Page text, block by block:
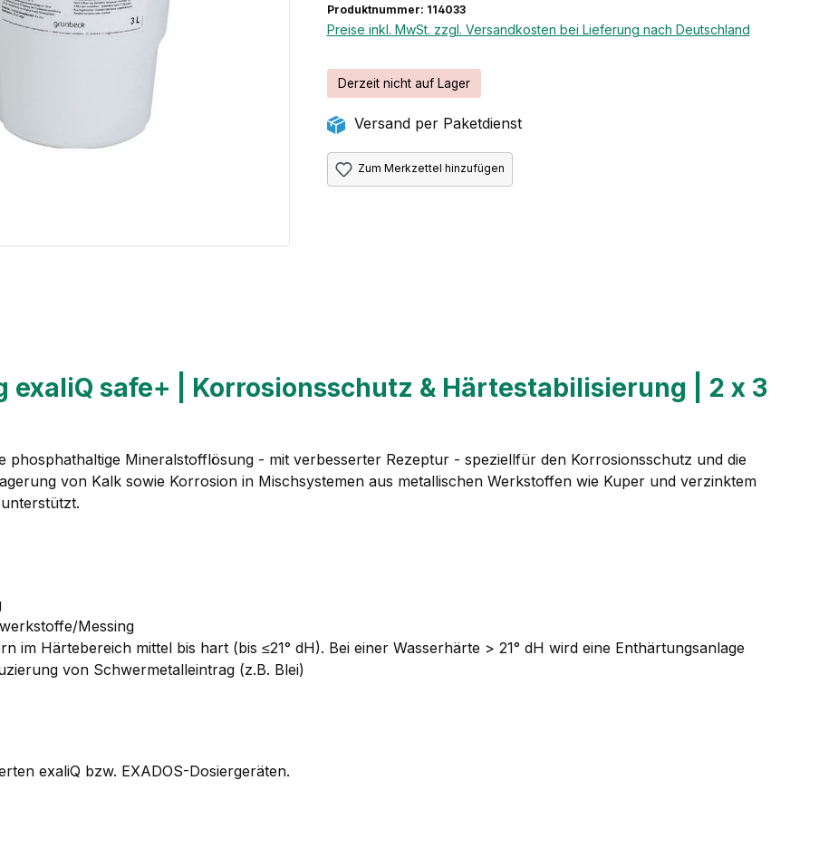
Produktnummer: 114033
Preise inkl. MwSt. zzgl. Versandkosten bei Lieferung nach Deutschland
Derzeit nicht auf Lager
Versand per Paketdienst
Zum Merkzettel hinzufügen
safe+ | Korrosionsschutz & Härtestabilisierung | 2 x 3
phosphathaltige Mineralstofflösung - mit verbesserter Rezeptur - speziellfür den Korrosionsschutz und die
von Kalk sowie Korrosion in Mischsystemen aus metallischen Werkstoffen wie Kuper und verzinktem
Messing
im Härtebereich mittel bis hart (bis ≤21° dH). Bei einer Wasserhärte > 21° dH wird eine Enthärtungsanlage
von Schwermetalleintrag (z.B. Blei)
exaliQ bzw. EXADOS-Dosiergeräten.